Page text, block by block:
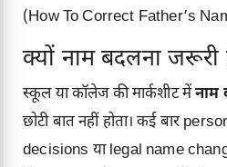
(How To Correct Father’s
क्यों नाम बदलना जरूरी
स्कूल या कॉलेज की मार्कशीट मेंनाम
छोटी बात नहीं होता। कई बार
decisions या legal name